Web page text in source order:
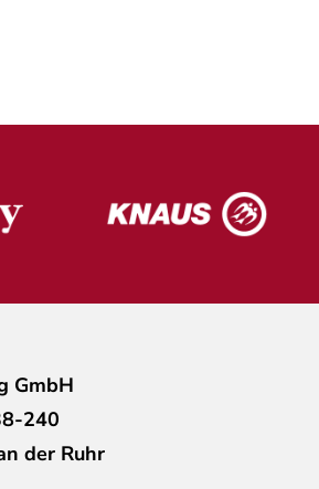
GmbH
240
der Ruhr